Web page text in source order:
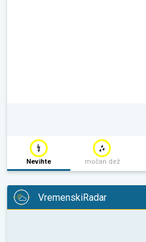
Nevihte močan dež
VremenskiRadar